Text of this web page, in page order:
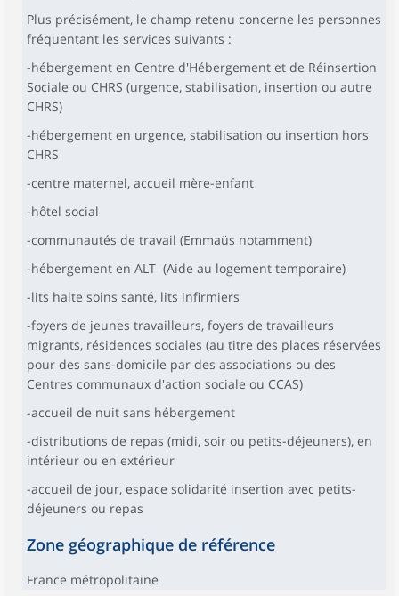
Plus précisément, le champ retenu concerne les personnes
fréquentant les services suivants :
-hébergement en Centre d'Hébergement et de Réinsertion
Sociale ou CHRS (urgence, stabilisation, insertion ou autre
CHRS)
-hébergement en urgence, stabilisation ou insertion hors
CHRS
-centre maternel, accueil mère-enfant
-hôtel social
-communautés de travail (Emmaüs notamment)
-hébergement en ALT (Aide au logement temporaire)
-lits halte soins santé, lits infirmiers
-foyers de jeunes travailleurs, foyers de travailleurs
migrants, résidences sociales (au titre des places réservées
pour des sans-domicile par des associations ou des
Centres communaux d'action sociale ou CCAS)
-accueil de nuit sans hébergement
-distributions de repas (midi, soir ou petits-déjeuners), en
intérieur ou en extérieur
-accueil de jour, espace solidarité insertion avec petits-
déjeuners ou repas
Zone géographique de référence
France métropolitaine